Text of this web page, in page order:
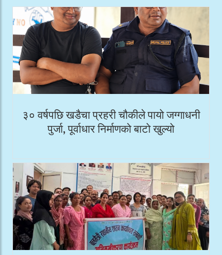
३० वर्षपछि खडैचा प्रहरी चौकीले पायो जग्गाधनी
पुर्जा, पूर्वाधार निर्माणको बाटो खुल्यो